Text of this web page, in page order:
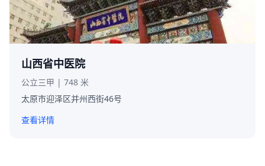
山西省中医院
公立三甲 | 748 米
太原市迎泽区并州西街46号
查看详情